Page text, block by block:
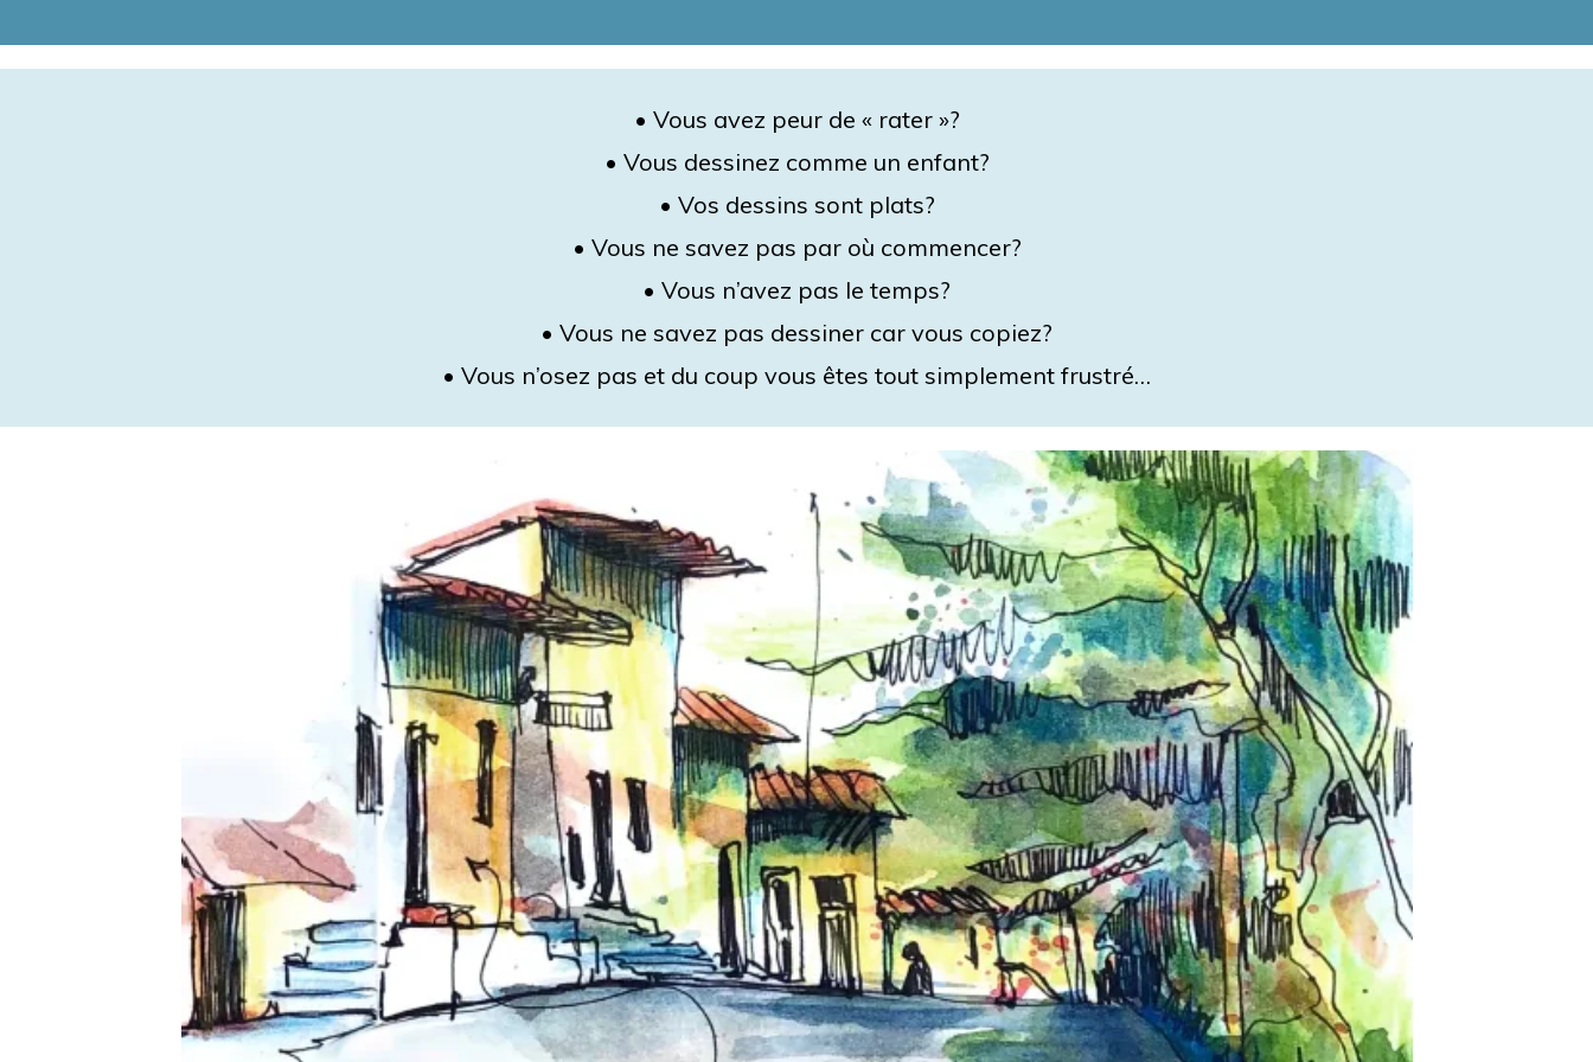
• Vous avez peur de « rater »?
• Vous dessinez comme un enfant?
• Vos dessins sont plats?
• Vous ne savez pas par où commencer?
• Vous n’avez pas le temps?
• Vous ne savez pas dessiner car vous copiez?
• Vous n’osez pas et du coup vous êtes tout simplement frustré…